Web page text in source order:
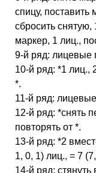
спицу, поставить
сбросить снятую,
маркер, 1 лиц.,
9-й ряд: лицевые
10-й ряд: *1 лиц.,
*.
11-й ряд:
12-й ряд: *снять
повторять от *.
13-й ряд: *2
1, 0, 1) лиц., = 7
14-й ряд: стянуть